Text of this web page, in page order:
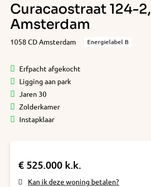
Curacaostraat 124-2,
Amsterdam
1058 CD Amsterdam Energielabel B
Erfpacht afgekocht
Ligging aan park
Jaren 30
Zolderkamer
Instapklaar
€ 525.000 k.k.
Kan ik deze woning betalen?